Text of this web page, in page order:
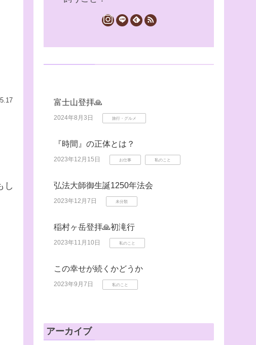
し
富士山登拝🙏
2024年8月3日 旅行・グルメ
『時間』の正体とは？
2023年12月15日 お仕事 私のこと
弘法大師御生誕1250年法会
2023年12月7日 未分類
稲村ヶ岳登拝🙏初滝行
2023年11月10日 私のこと
この幸せが続くかどうか
2023年9月7日 私のこと
アーカイブ